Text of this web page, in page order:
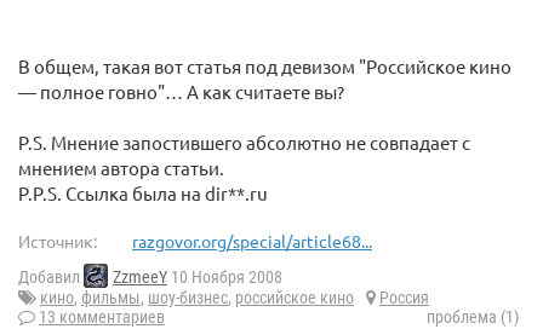
В общем, такая вот статья под девизом "Российское кино
— полное говно"… А как считаете вы?
P.S. Мнение запостившего абсолютно не совпадает с
мнением автора статьи.
P.P.S. Ссылка была на dir**.ru
Источник: razgovor.org/special/article68...
Добавил ZzmeeY 10 Ноября 2008
кино, фильмы, шоу-бизнес, российское кино
Россия
13 комментариев
проблема (1)